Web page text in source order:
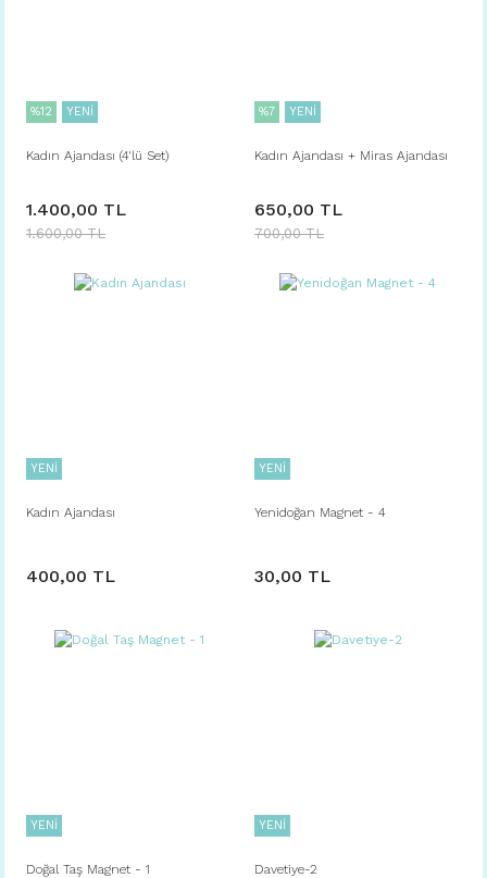
%12 YENİ
Kadın Ajandası (4'lü Set)
1.400,00 TL
1.600,00 TL
%7 YENİ
Kadın Ajandası + Miras Ajandası
650,00 TL
700,00 TL
YENİ
Kadın Ajandası
400,00 TL
YENİ
Yenidoğan Magnet - 4
30,00 TL
YENİ
Doğal Taş Magnet - 1
YENİ
Davetiye-2